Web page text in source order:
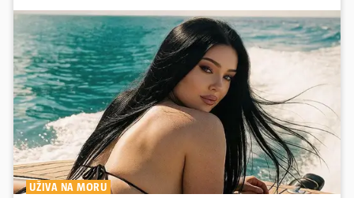
UŽIVA NA MORU